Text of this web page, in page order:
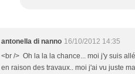
antonella di nanno 16/10/2012 14:35
<br /> Oh la la la chance... moi j'y suis
en raison des travaux.. moi j'ai vu juste